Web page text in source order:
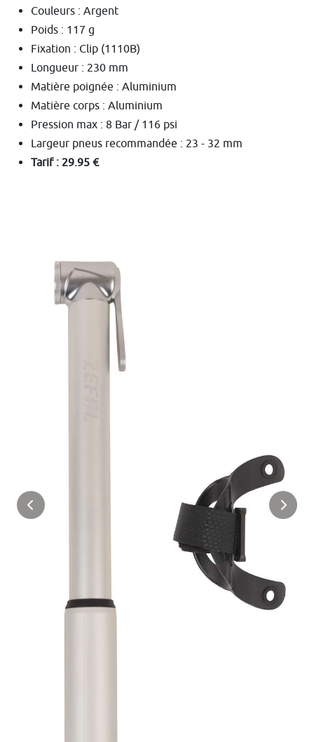
Couleurs : Argent
Poids : 117 g
Fixation : Clip (1110B)
Longueur : 230 mm
Matière poignée : Aluminium
Matière corps : Aluminium
Pression max : 8 Bar / 116 psi
Largeur pneus recommandée : 23 - 32 mm
Tarif : 29.95 €